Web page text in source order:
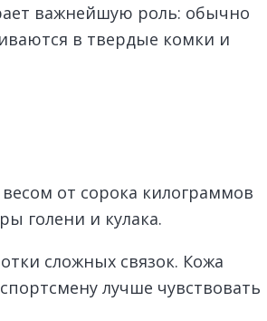
важнейшую роль: обычно
в твердые комки и
от сорока килограммов
голени и кулака.
сложных связок. Кожа
лучше чувствовать